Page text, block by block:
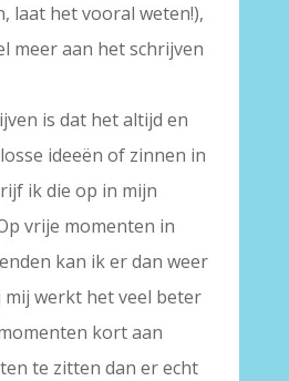
laat het vooral weten!),
meer aan het schrijven
is dat het altijd en
ideeën of zinnen in
ik die op in mijn
vrije momenten in
kan ik er dan weer
mij werkt het veel beter
kort aan
te zitten dan er echt